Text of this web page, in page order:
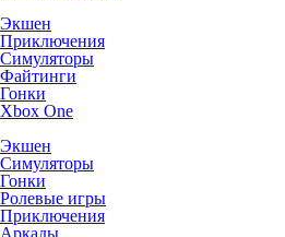
Экшен
Приключения
Симуляторы
Файтинги
Гонки
Xbox One
Экшен
Симуляторы
Гонки
Ролевые игры
Приключения
Аркады